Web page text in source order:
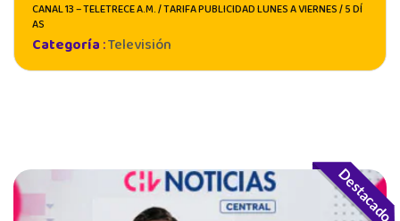
CANAL 13 – TELETRECE A.M. / TARIFA PUBLICIDAD LUNES A VIERNES / 5 DÍ
AS
Categoría:Televisión
Destacado